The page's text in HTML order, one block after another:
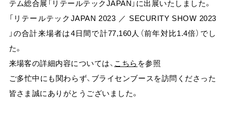
よくある質問
AI-UEOフォーラム
AI Tips 会員限定
テム総合展「リテールテックJAPAN」に出展いたしました。
「リテールテックJAPAN 2023 ／ SECURITY SHOW 2023
」の合計来場者は4日間で計77,160人（前年対比1.4倍）でし
た。
来場客の詳細内容については、 こちら を参照
ご多忙中にも関わらず、ブライセンブースを訪問くださった
皆さま誠にありがとうございました。